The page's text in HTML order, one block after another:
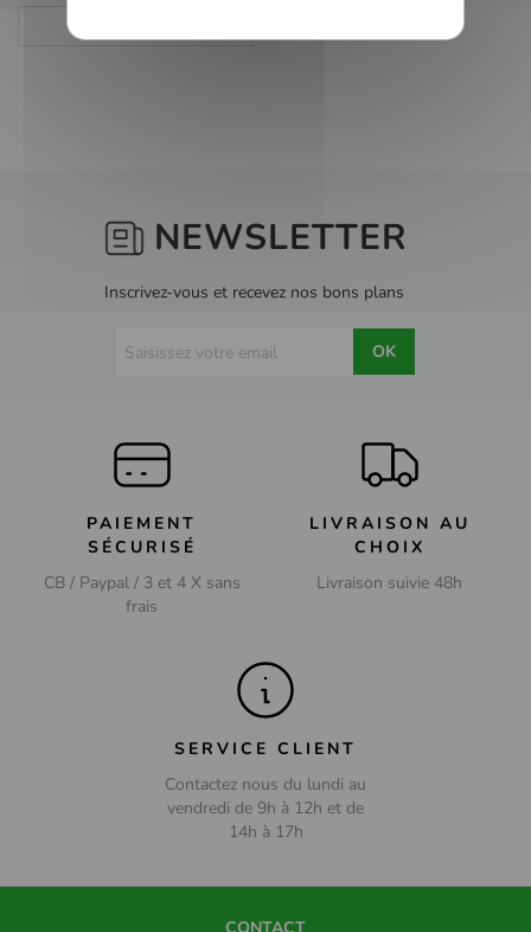
NEWSLETTER
Inscrivez-vous et recevez nos bons plans
OK
PAIEMENT
SÉCURISÉ
CB / Paypal / 3 et 4 X sans
frais
LIVRAISON AU
CHOIX
Livraison suivie 48h
SERVICE CLIENT
Contactez nous du lundi au
vendredi de 9h à 12h et de
14h à 17h